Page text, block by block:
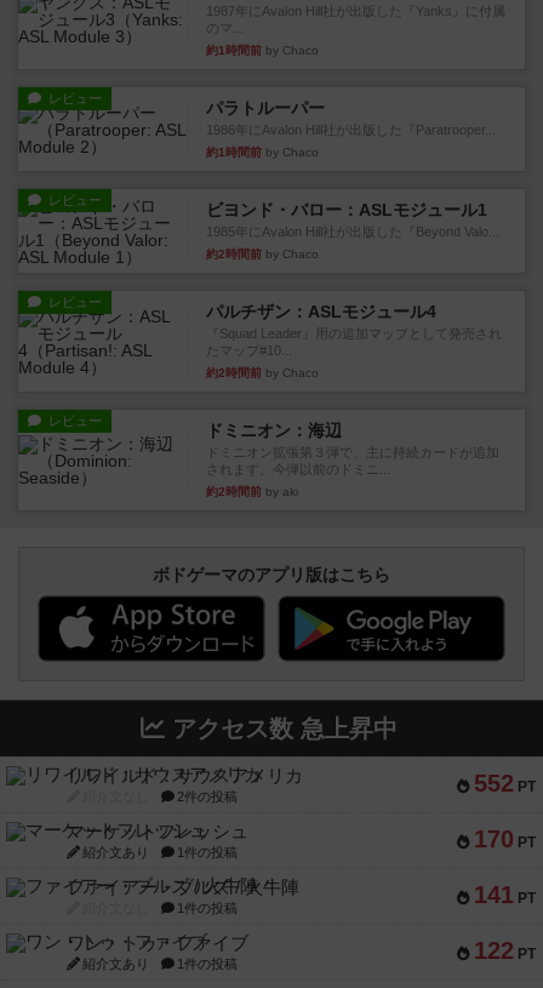
1987年にAvalon Hill社が出版した『Yanks』に付属
のマ...
約1時間前 by Chaco
レビュー パラトルーパー
1986年にAvalon Hill社が出版した『Paratrooper...
約1時間前 by Chaco
レビュー ビヨンド・バロー：ASLモジュール1
1985年にAvalon Hill社が出版した『Beyond Valo...
約2時間前 by Chaco
レビュー パルチザン：ASLモジュール4
『Squad Leader』用の追加マップとして発売され
たマップ#10...
約2時間前 by Chaco
レビュー ドミニオン：海辺
ドミニオン拡張第３弾で、主に持続カードが追加
されます。今弾以前のドミニ...
約2時間前 by aki
ボドゲーマのアプリ版はこちら
アクセス数 急上昇中
552 PT
リワイルド：サウスアメリカ
2件の投稿
170 PT
マーケットフレッシュ
紹介文あり 1件の投稿
141 PT
ファイアー・ブルズ / 火牛陣
1件の投稿
122 PT
ワン・トゥ・ファイブ
紹介文あり 1件の投稿